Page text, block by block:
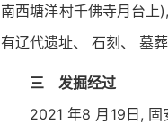
南西塘洋村千佛寺月台
有辽代遗址、 石刻、 墓
三 发掘经过
2021 年8 月19日, 固